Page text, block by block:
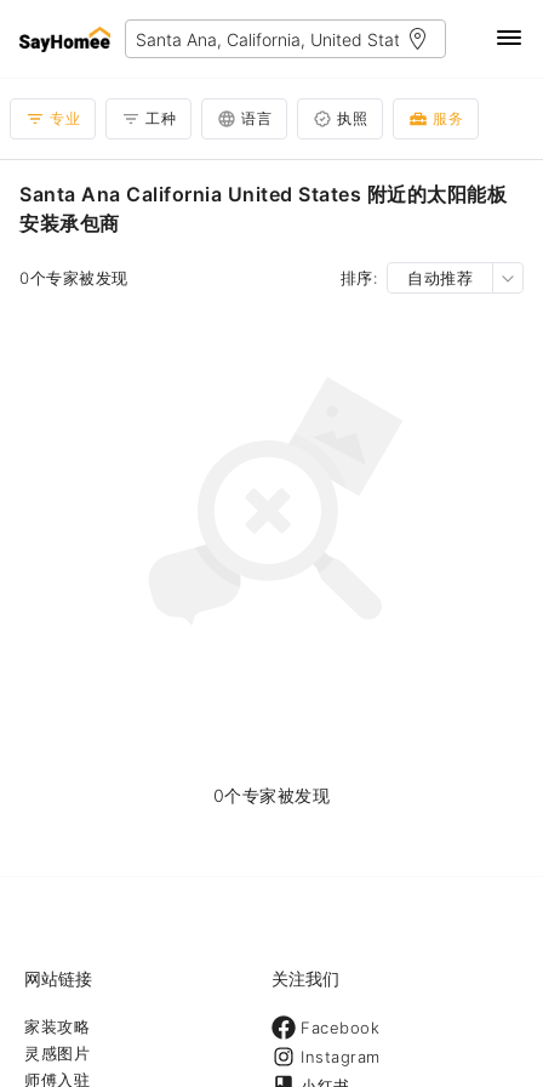
专业 工种 语言 执照 服务
Santa Ana California United States 附近的太阳能板
安装承包商
0个专家被发现 排序: 自动推荐
0个专家被发现
网站链接
家装攻略
灵感图片
师傅入驻
关注我们
Facebook
Instagram